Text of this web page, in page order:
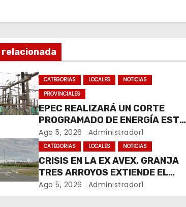
CATEGORIAS LOCALES
NOTICIAS
PROVINCIALES
EPEC REALIZARÁ UN CORTE
PROGRAMADO DE ENERGÍA ESTE
JUEVES EN RÍO CUARTO
Ago 5, 2026 Administrador1
CATEGORIAS LOCALES NOTICIAS
CRISIS EN LA EX AVEX. GRANJA
TRES ARROYOS EXTIENDE EL
CIERRE DE LA PLANTA DE AVEX
Ago 5, 2026 Administrador1